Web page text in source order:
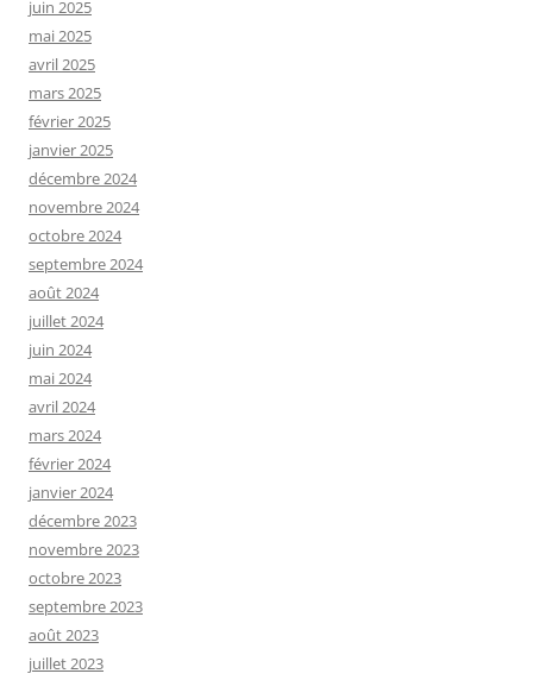
juin 2025
mai 2025
avril 2025
mars 2025
février 2025
janvier 2025
décembre 2024
novembre 2024
octobre 2024
septembre 2024
août 2024
juillet 2024
juin 2024
mai 2024
avril 2024
mars 2024
février 2024
janvier 2024
décembre 2023
novembre 2023
octobre 2023
septembre 2023
août 2023
juillet 2023